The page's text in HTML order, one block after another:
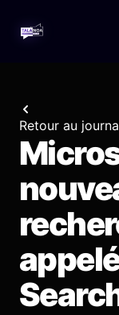
Retour au